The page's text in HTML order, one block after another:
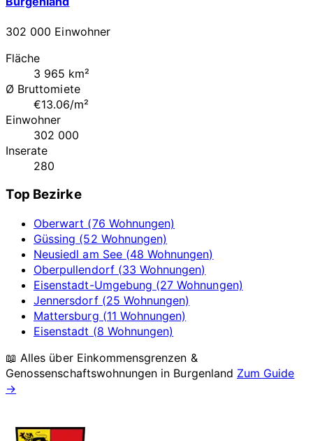
302 000 Einwohner
Fläche
3 965 km²
Ø Bruttomiete
€13.06/m²
Einwohner
302 000
Inserate
280
Top Bezirke
Oberwart (76 Wohnungen)
Güssing (52 Wohnungen)
Neusiedl am See (48 Wohnungen)
Oberpullendorf (33 Wohnungen)
Eisenstadt-Umgebung (27 Wohnungen)
Jennersdorf (25 Wohnungen)
Mattersburg (11 Wohnungen)
Eisenstadt (8 Wohnungen)
📖 Alles über Einkommensgrenzen &
Genossenschaftswohnungen in Burgenland Zum Guide
→